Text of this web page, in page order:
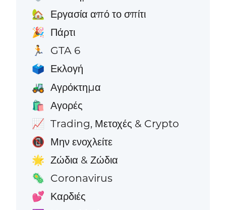
🏡 Εργασία από το σπίτι
🎉 Πάρτι
🏃 GTA 6
🗳️ Εκλογή
🚜 Αγρόκτημα
🛍️ Αγορές
📈 Trading, Μετοχές & Crypto
📵 Μην ενοχλείτε
🌟 Ζώδια & Ζώδια
🦠 Coronavirus
💕 Καρδιές